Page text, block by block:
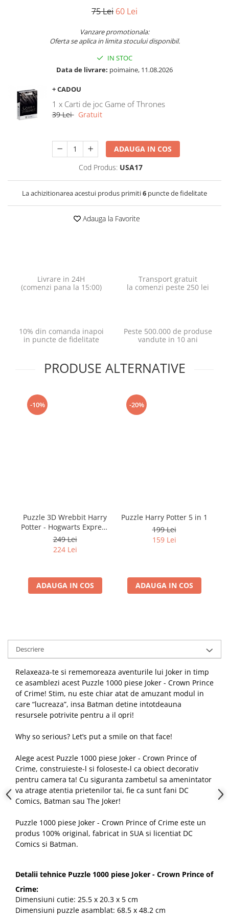
75 Lei 60 Lei
Vanzare promotionala:
Oferta se aplica in limita stocului disponibil.
IN STOC
Data de livrare: poimaine, 11.08.2026
+ CADOU
1 x Carti de joc Game of Thrones
39 LeiGratuit
ADAUGA IN COS
Cod Produs: USA17
La achizitionarea acestui produs primiti6 puncte de fidelitate
Adauga la Favorite
Livrare in 24H
(comenzi pana la 15:00)
Transport gratuit
la comenzi peste 250 lei
10% din comanda inapoi
in puncte de fidelitate
Peste 500.000 de produse
vandute in 10 ani
PRODUSE ALTERNATIVE
-10%
Puzzle 3D Wrebbit Harry
Potter - Hogwarts Express
(460 piese)
249 Lei
224 Lei
ADAUGA IN COS
-20%
Puzzle Harry Potter 5 in 1
199 Lei
159 Lei
ADAUGA IN COS
Descriere
Relaxeaza-te si rememoreaza aventurile lui Joker in timp
ce asamblezi acest Puzzle 1000 piese Joker - Crown Prince
of Crime! Stim, nu este chiar atat de amuzant modul in
care “lucreaza”, insa Batman detine intotdeauna
resursele potrivite pentru a il opri!
Why so serious? Let’s put a smile on that face!
Alege acest Puzzle 1000 piese Joker - Crown Prince of
Crime, construieste-l si foloseste-l ca obiect decorativ
pentru camera ta! Cu siguranta zambetul sa amenintator
va atrage atentia prietenilor tai, fie ca sunt fani DC
Comics, Batman sau The Joker!
Puzzle 1000 piese Joker - Crown Prince of Crime este un
produs 100% original, fabricat in SUA si licentiat DC
Comics si Batman.
Detalii tehnice Puzzle 1000 piese Joker - Crown Prince of
Crime:
Dimensiuni cutie: 25.5 x 20.3 x 5 cm
Dimensiuni puzzle asamblat: 68.5 x 48.2 cm